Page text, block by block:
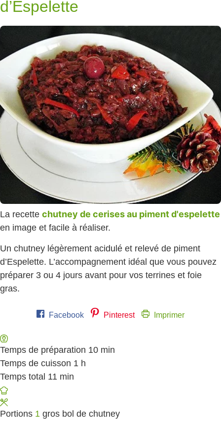
d’Espelette
La recette chutney de cerises au piment d'espelette
en image et facile à réaliser.
Un chutney légèrement acidulé et relevé de piment
d’Espelette. L’accompagnement idéal que vous pouvez
préparer 3 ou 4 jours avant pour vos terrines et foie
gras.
Facebook Pinterest Imprimer
Temps de préparation 10 minutes
min
Temps de cuisson 1 heure
h
Temps total 11 minutes
min
Portions 1 gros bol de chutney